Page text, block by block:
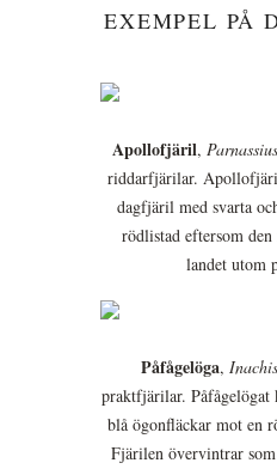
EXEMPEL PÅ
Apollofjäril,
riddarfjärilar.
dagfjäril med svarta
rödlistad eftersom
landet utom
Påfågelöga,
praktfjärilar. Påfågelögat
blå ögonfläckar mot en
Fjärilen övervintrar